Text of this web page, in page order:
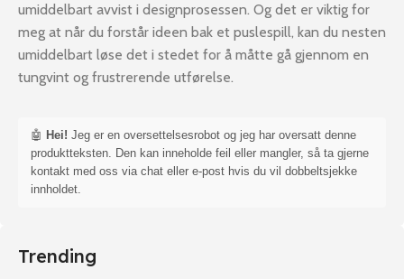
umiddelbart avvist i designprosessen. Og det er viktig for
meg at når du forstår ideen bak et puslespill, kan du nesten
umiddelbart løse det i stedet for å måtte gå gjennom en
tungvint og frustrerende utførelse.
🤖 Hei! Jeg er en oversettelsesrobot og jeg har oversatt denne
produktteksten. Den kan inneholde feil eller mangler, så ta gjerne
kontakt med oss via chat eller e-post hvis du vil dobbeltsjekke
innholdet.
Trending